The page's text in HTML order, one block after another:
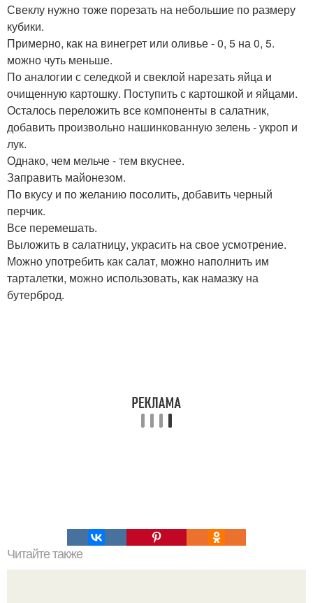
Свеклу нужно тоже порезать на небольшие по размеру
кубики.
Примерно, как на винегрет или оливье - 0, 5 на 0, 5.
можно чуть меньше.
По аналогии с селедкой и свеклой нарезать яйца и
очищенную картошку. Поступить с картошкой и яйцами.
Осталось переложить все компоненты в салатник,
добавить произвольно нашинкованную зелень - укроп и
лук.
Однако, чем мельче - тем вкуснее.
Заправить майонезом.
По вкусу и по желанию посолить, добавить черный
перчик.
Все перемешать.
Выложить в салатницу, украсить на свое усмотрение.
Можно употребить как салат, можно наполнить им
тарталетки, можно использовать, как намазку на
бутерброд.
Читайте также